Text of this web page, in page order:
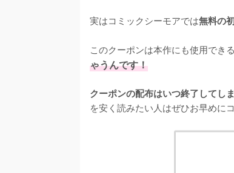
実はコミックシーモアでは無料の
このクーポンは本作にも使用でき
ゃうんです！
クーポンの配布はいつ終了してし
を安く読みたい人はぜひお早めに